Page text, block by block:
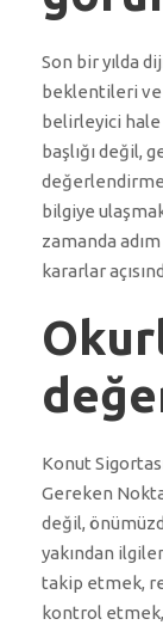
Son bir yılda
beklentileri ve
belirleyici hale
başlığı değil,
bilgiye
zamanda
kararlar
Konut
Gereken
değil,
yakından
takip etmek,
kontrol